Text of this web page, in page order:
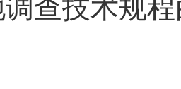
技术规程